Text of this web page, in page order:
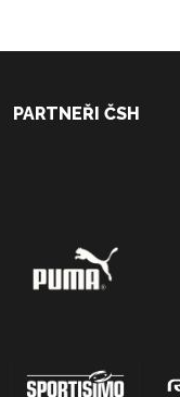
PARTNEŘI ČSH